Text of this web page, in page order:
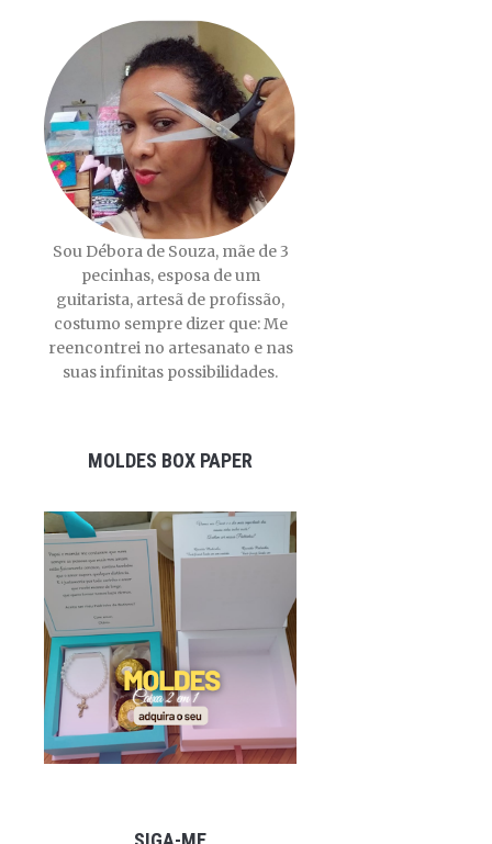
Sou Débora de Souza, mãe de 3
pecinhas, esposa de um
guitarista, artesã de profissão,
costumo sempre dizer que: Me
reencontrei no artesanato e nas
suas infinitas possibilidades.
MOLDES BOX PAPER